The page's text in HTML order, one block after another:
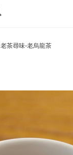
老茶尋味-老烏龍茶